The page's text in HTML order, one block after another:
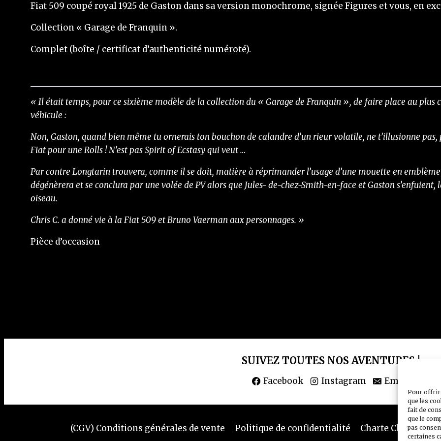
Pour offrir
que les
fait de
que le
pas
certaines
Fiat 509 coupé royal 1925 de Gaston dans sa version monochrome, signée Figures et vous, en
Collection « Garage de Franquin ».
Complet (boîte / certificat d’authenticité numéroté).
« Il était temps, pour ce sixième modèle de la collection du « Garage de Franquin », de faire place au plus
véhicule :
Non, Gaston, quand bien même tu ornerais ton bouchon de calandre d’un rieur volatile, ne t’illusionne
Fiat pour une Rolls ! N’est pas Spirit of Ecstasy qui veut …
Par contre Longtarin trouvera, comme il se doit, matière à réprimander l’usage d’une mouette en
dégénèrera et se conclura par une volée de PV alors que Jules- de-chez-Smith-en-face et Gaston
oiseau.
Chris C. a donné vie à la Fiat 509 et Bruno Vaerman aux personnages. »
Pièce d’occasion
SUIVEZ TOUTES NOS AVENTURES !
Facebook Instagram Email
(CGV) Conditions générales de vente Politique de confidentialité Charte Club Privé